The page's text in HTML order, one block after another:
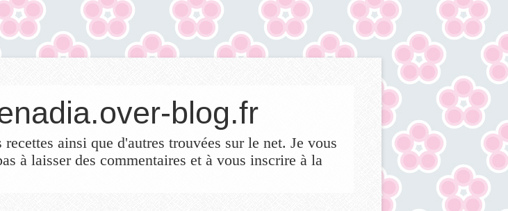
blog.fr
ainsi que d'autres trouvées sur le net. Je vous
à laisser des commentaires et à vous inscrire à la